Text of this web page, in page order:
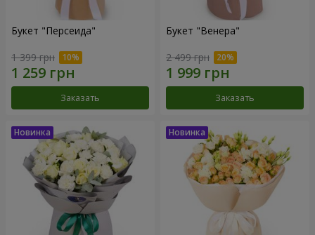
Букет "Персеида"
1 399 грн
Заказать
Букет "Венера"
2 499 грн
Заказать